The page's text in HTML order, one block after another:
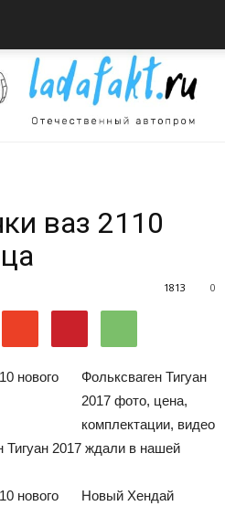
об
автомобилях
ваз 2110
0
1813
Фольксваген Тигуан
2017 фото, цена,
комплектации, видео
Тигуан 2017 ждали в нашей
Новый Хендай